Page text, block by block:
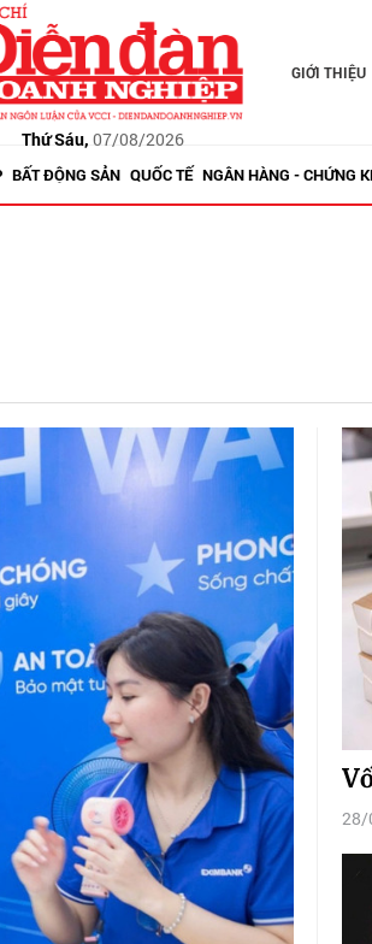
Thứ Sáu, 07/08/2026
GIỚI THIỆU
BẤT ĐỘNG SẢN QUỐC TẾ NGÂN HÀNG - CHỨNG
28/